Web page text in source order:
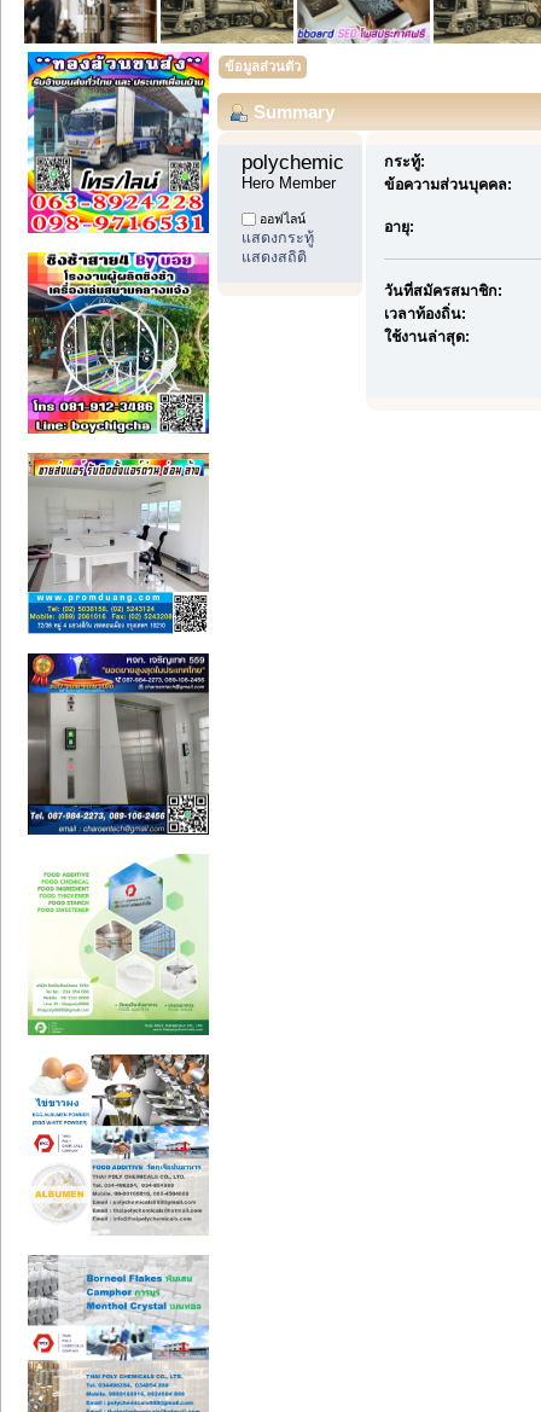
ข้อมูลส่วนตัว
Summary
polychemicals11
Hero Member
ออฟไลน์
แสดงกระทู้
แสดงสถิติ
กระทู้:
ข้อความส่วนบุคคล:
อายุ:
วันที่สมัครสมาชิก:
เวลาท้องถิ่น:
ใช้งานล่าสุด: